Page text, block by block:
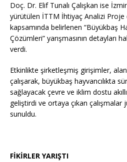
Doç. Dr. Elif Tunalı Çalışkan ise
yürütülen İTTM İhtiyaç Analizi Proje
kapsamında belirlenen “Büyükbaş
Çözümleri” yarışmasının detayları
verdi.
Etkinlikte şirketleşmiş girişimler,
çalışarak, büyükbaş hayvancılıkta
sağlayacak çevre ve iklim dostu
geliştirdi ve ortaya çıkan
sunuldu.
FİKİRLER YARIŞTI